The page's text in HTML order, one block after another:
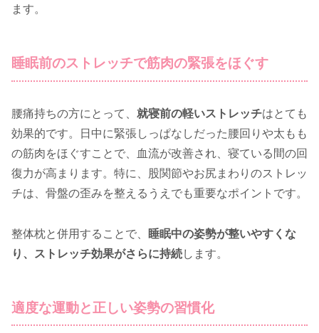
ます。
睡眠前のストレッチで筋肉の緊張をほぐす
腰痛持ちの方にとって、 就寝前の軽いストレッチはとても
効果的です。日中に緊張しっぱなしだった腰回りや太もも
の筋肉をほぐすことで、血流が改善され、寝ている間の回
復力が高まります。特に、股関節やお尻まわりのストレッ
チは、骨盤の歪みを整えるうえでも重要なポイントです。
整体枕と併用することで、
睡眠中の姿勢が整いやすくな
り、ストレッチ効果がさらに持続します。
適度な運動と正しい姿勢の習慣化